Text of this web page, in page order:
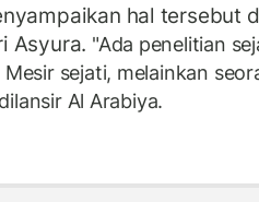
hal tersebut
Asyura. "Ada penelitian
sejati, melainkan
Al Arabiya.